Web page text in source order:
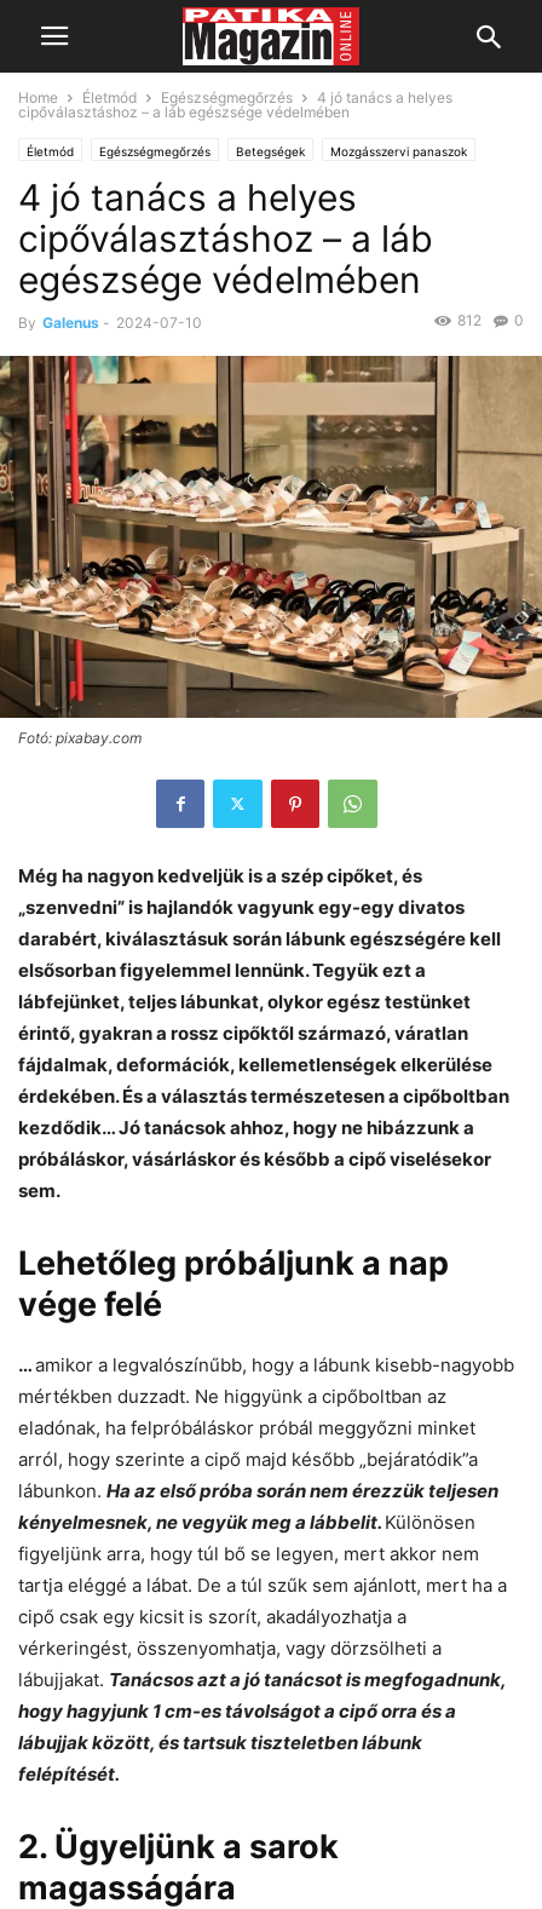
Home Életmód Egészségmegőrzés
4 jó tanács a helyes
cipőválasztáshoz – a láb egészsége védelmében
Életmód Egészségmegőrzés Betegségek Mozgásszervi panaszok
4 jó tanács a helyes
cipőválasztáshoz – a láb
egészsége védelmében
By Galenus - 2024-07-10 0
812
Fotó: pixabay.com
Még ha nagyon kedveljük is a szép cipőket, és
„szenvedni” is hajlandók vagyunk egy-egy divatos
darabért, kiválasztásuk során lábunk egészségére kell
elsősorban figyelemmel lennünk. Tegyük ezt a
lábfejünket, teljes lábunkat, olykor egész testünket
érintő, gyakran a rossz cipőktől származó, váratlan
fájdalmak, deformációk, kellemetlenségek elkerülése
érdekében. És a választás természetesen a cipőboltban
kezdődik… Jó tanácsok ahhoz, hogy ne hibázzunk a
próbáláskor, vásárláskor és később a cipő viselésekor
sem.
Lehetőleg próbáljunk a nap
vége felé
…amikor a legvalószínűbb, hogy a lábunk kisebb-nagyobb
mértékben duzzadt. Ne higgyünk a cipőboltban az
eladónak, ha felpróbáláskor próbál meggyőzni minket
arról, hogy szerinte a cipő majd később „bejáratódik”a
lábunkon. Ha az első próba során nem érezzük teljesen
kényelmesnek, ne vegyük meg a lábbelit. Különösen
figyeljünk arra, hogy túl bő se legyen, mert akkor nem
tartja eléggé a lábat. De a túl szűk sem ajánlott, mert ha a
cipő csak egy kicsit is szorít, akadályozhatja a
vérkeringést, összenyomhatja, vagy dörzsölheti a
lábujjakat. Tanácsos azt a jó tanácsot is megfogadnunk,
hogy hagyjunk 1 cm-es távolságot a cipő orra és a
lábujjak között, és tartsuk tiszteletben lábunk
felépítését.
2. Ügyeljünk a sarok
magasságára